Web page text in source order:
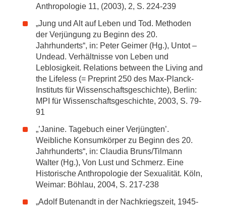
Anthropologie 11, (2003), 2, S. 224-239
„Jung und Alt auf Leben und Tod. Methoden
der Verjüngung zu Beginn des 20.
Jahrhunderts“, in: Peter Geimer (Hg.), Untot –
Undead. Verhältnisse von Leben und
Leblosigkeit. Relations between the Living and
the Lifeless (= Preprint 250 des Max-Planck-
Instituts für Wissenschaftsgeschichte), Berlin:
MPI für Wissenschaftsgeschichte, 2003, S. 79-
91
„’Janine. Tagebuch einer Verjüngten’.
Weibliche Konsumkörper zu Beginn des 20.
Jahrhunderts“, in: Claudia Bruns/Tilmann
Walter (Hg.), Von Lust und Schmerz. Eine
Historische Anthropologie der Sexualität. Köln,
Weimar: Böhlau, 2004, S. 217-238
„Adolf Butenandt in der Nachkriegszeit, 1945-